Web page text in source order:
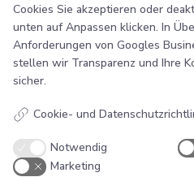
Telefon:+45 296 127 55
E-mail: info@sb-flex.com
Links
Handelsbedingungen
Anweisungen
Cookies Sie akzeptieren oder
unten auf Anpassen klicken. In
Anforderungen von Googles
stellen wir Transparenz und Ihre
sicher.
Cookie- und
Notwendig
Marketing